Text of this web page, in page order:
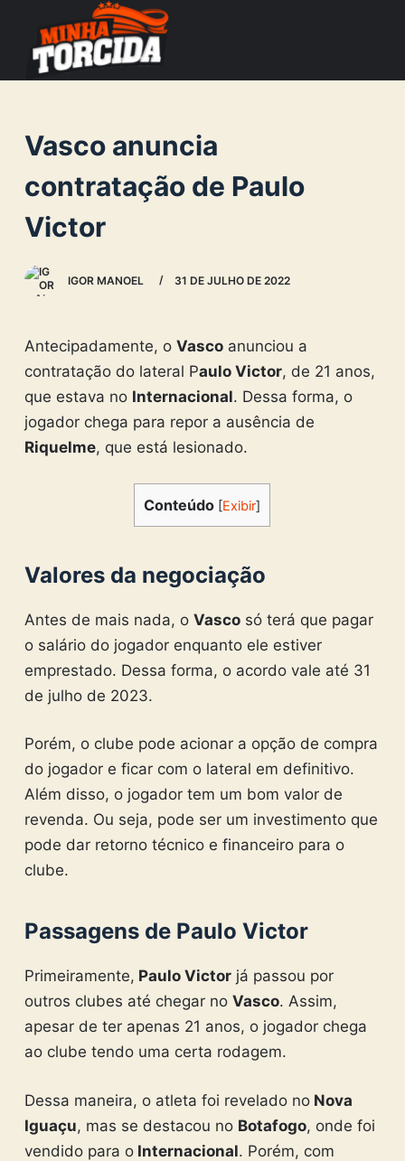
o
n
e
Vasco anuncia
contratação de Paulo
Victor
IGOR MANOEL 31 DE JULHO DE 2022
Antecipadamente, o Vascoanunciou a
contratação do lateral Paulo Victor, de 21 anos,
que estava no Internacional. Dessa forma, o
jogador chega para repor a ausência de
Riquelme, que está lesionado.
Conteúdo [Exibir]
Valores da negociação
Antes de mais nada, o Vascosó terá que pagar
o salário do jogador enquanto ele estiver
emprestado. Dessa forma, o acordo vale até 31
de julho de 2023.
Porém, o clube pode acionar a opção de compra
do jogador e ficar com o lateral em definitivo.
Além disso, o jogador tem um bom valor de
revenda. Ou seja, pode ser um investimento que
pode dar retorno técnico e financeiro para o
clube.
Passagens de Paulo Victor
Primeiramente, Paulo Victorjá passou por
outros clubes até chegar no Vasco. Assim,
apesar de ter apenas 21 anos, o jogador chega
ao clube tendo uma certa rodagem.
Dessa maneira, o atleta foi revelado noNova
Iguaçu, mas se destacou no Botafogo, onde foi
vendido para oInternacional. Porém, com